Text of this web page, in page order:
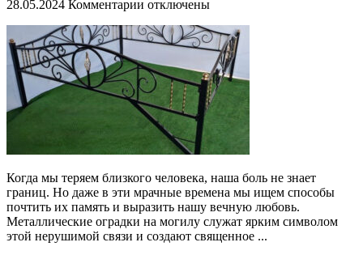
28.05.2024 Комментарии к
Металлические
оградки
для
могил:
вечные
стражи
скорби
и
любви
отключены
Когда мы теряем близкого человека, наша боль не знает
границ. Но даже в эти мрачные времена мы ищем способы
почтить их память и выразить нашу вечную любовь.
Металлические оградки на могилу служат ярким символом
этой нерушимой связи и создают священное ...